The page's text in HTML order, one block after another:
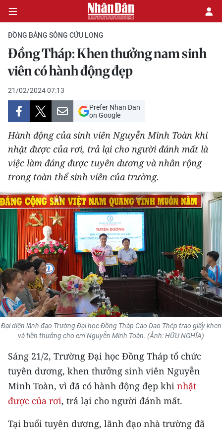
CHÍNH TRỊ
KINH TẾ
VĂN HÓA
XÃ HỘI
PHÁP LUẬT
THẾ GIỚI
THỂ THAO
GIÁO DỤC
Y TẾ
KHOA HỌC - CÔNG NGHỆ
MÔI TRƯỜNG
BẠN ĐỌC
KIỂM CHỨNG THÔNG TIN
TRI THỨC CHUYÊN SÂU
54 DÂN TỘC VIỆT NAM
ĐỒNG BẰNG SÔNG CỬU LONG
Đồng Tháp: Khen thưởng nam sinh
viên có hành động đẹp
21/02/2024 07:13
Prefer Nhan Dan
on Google
Hành động của sinh viên Nguyễn Minh Toàn khi
nhặt được của rơi, trả lại cho người đánh mất là
việc làm đáng được tuyên dương và nhân rộng
trong toàn thể sinh viên của trường.
Đại diện lãnh đạo Trường Đại học Đồng Tháp Cao Dao Thép trao giấy khen
và tiền thưởng cho em Nguyễn Minh Toàn. (Ảnh: HỮU NGHĨA)
Sáng 21/2, Trường Đại học Đồng Tháp tổ chức
tuyên dương, khen thưởng sinh viên Nguyễn
Minh Toàn, vì đã có hành động đẹp khi nhặt
được của rơi, trả lại cho người đánh mất.
Tại buổi tuyên dương, lãnh đạo nhà trường đã